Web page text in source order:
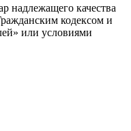
надлежащего качества
кодексом и
или условиями